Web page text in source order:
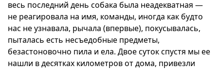
весь последний день собака была неадекватная —
не реагировала на имя, команды, иногда как будто
нас не узнавала, рычала (впервые), покусывалась,
пыталась есть несъедобные предметы,
безастоновочно пила и ела. Двое суток спустя мы ее
нашли в десятках километров от дома, привезли